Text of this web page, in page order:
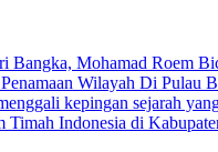
Bangka, Mohamad Roem
Wilayah Di Pulau
kepingan sejarah
Indonesia di